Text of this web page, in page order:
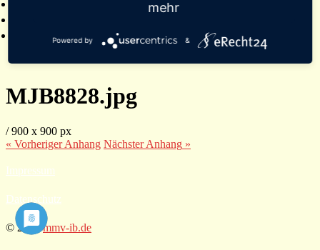
Kontakt
MJB8828.jpg
/900 x 900 px
« VorherigerAnhang NächsterAnhang »
Impressum
Datenschutz
© 2026mmv-ib.de
mehr
Powered by &